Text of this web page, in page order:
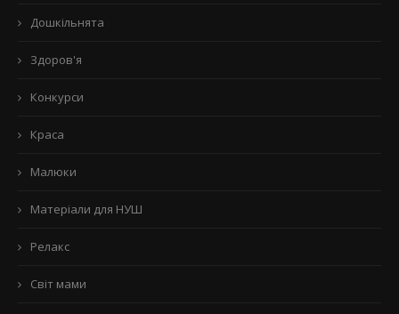
Дошкільнята
Здоров'я
Конкурси
Краса
Малюки
Матеріали для НУШ
Релакс
Світ мами